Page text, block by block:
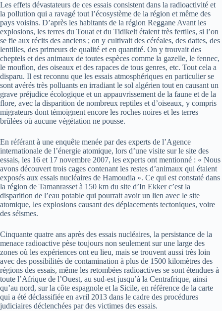
Les effets dévastateurs de ces essais consistent dans la radioactivité et
la pollution qui a ravagé tout l’écosystème de la région et même des
pays voisins. D’après les habitants de la région Reggane Avant les
explosions, les terres du Touat et du Tidikelt étaient très fertiles, si l’on
se fie aux récits des anciens ; on y cultivait des céréales, des dattes, des
lentilles, des primeurs de qualité et en quantité. On y trouvait des
cheptels et des animaux de toutes espèces comme la gazelle, le fennec,
le mouflon, des oiseaux et des rapaces de tous genres, etc. Tout cela a
disparu. Il est reconnu que les essais atmosphériques en particulier se
sont avérés très polluants en irradiant le sol algérien tout en causant un
grave préjudice écologique et un appauvrissement de la faune et de la
flore, avec la disparition de nombreux reptiles et d’oiseaux, y compris
migrateurs dont témoignent encore les roches noires et les terres
brûlées où aucune végétation ne pousse.
En référant à une enquête menée par des experts de l’Agence
internationale de l’énergie atomique, lors d’une visite sur le site des
essais, les 16 et 17 novembre 2007, les experts ont mentionné : « Nous
avons découvert trois cages contenant les restes d’animaux qui étaient
exposés aux essais nucléaires de Hamoudia ». Ce qui est constaté dans
la région de Tamanrasset à 150 km du site d’In Ekker c’est la
disparition de l’eau potable qui pourrait avoir un lien avec le site
atomique, les explosions causant des déplacements tectoniques, voire
des séismes.
Cinquante quatre ans après des essais nucléaires, la persistance de la
menace radioactive pèse toujours non seulement sur une large des
zones où les expériences ont eu lieu, mais se trouvent aussi très loin
avec des possibilités de contamination à plus de 1500 kilomètres des
régions des essais, même les retombées radioactives se sont étendues à
toute l’Afrique de l’Ouest, au sud-est jusqu’à la Centrafrique, ainsi
qu’au nord, sur la côte espagnole et la Sicile, en référence de la carte
qui a été déclassifiée en avril 2013 dans le cadre des procédures
judiciaires déclenchées par des victimes des essais.